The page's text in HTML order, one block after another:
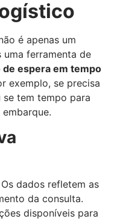
é apenas um
uma ferramenta de
de espera em tempo
exemplo, se precisa
se tem tempo para
Os dados refletem as
da consulta.
disponíveis para